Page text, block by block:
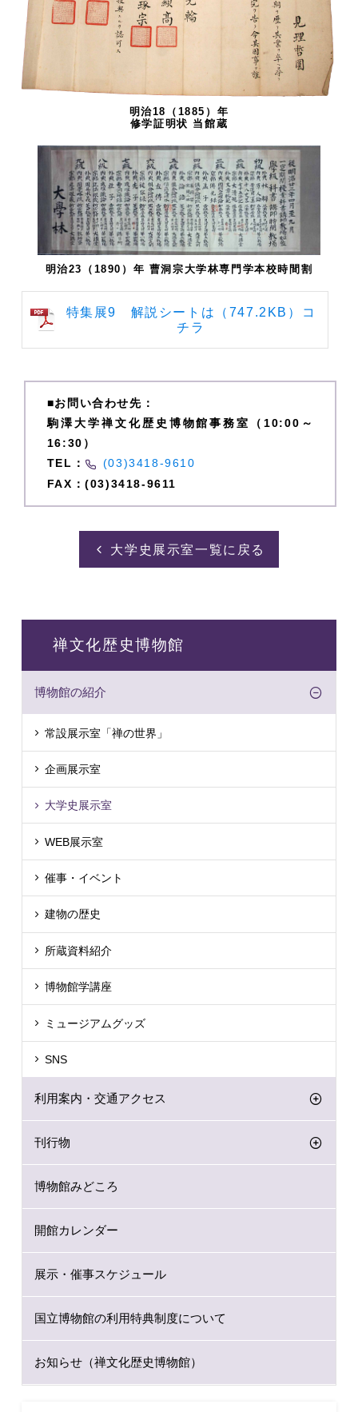
明治18（1885）年
修学証明状 当館蔵
明治23（1890）年 曹洞宗大学林専門学本校時間割
特集展9 解説シートは（747.2KB）コ
チラ
■お問い合わせ先：
駒澤大学禅文化歴史博物館事務室（10:00～
16:30）
TEL：
(03)3418-9610
FAX：(03)3418-9611
大学史展示室一覧に戻る
禅文化歴史博物館
博物館の紹介
常設展示室「禅の世界」
企画展示室
大学史展示室
WEB展示室
催事・イベント
建物の歴史
所蔵資料紹介
博物館学講座
ミュージアムグッズ
SNS
利用案内・交通アクセス
刊行物
博物館みどころ
開館カレンダー
展示・催事スケジュール
国立博物館の利用特典制度について
お知らせ（禅文化歴史博物館）